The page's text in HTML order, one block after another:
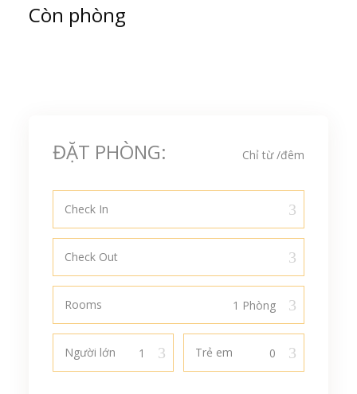
Còn phòng
ĐẶT PHÒNG: Chỉ từ/đêm
Check In
Check Out
Rooms
Người lớn Trẻ em